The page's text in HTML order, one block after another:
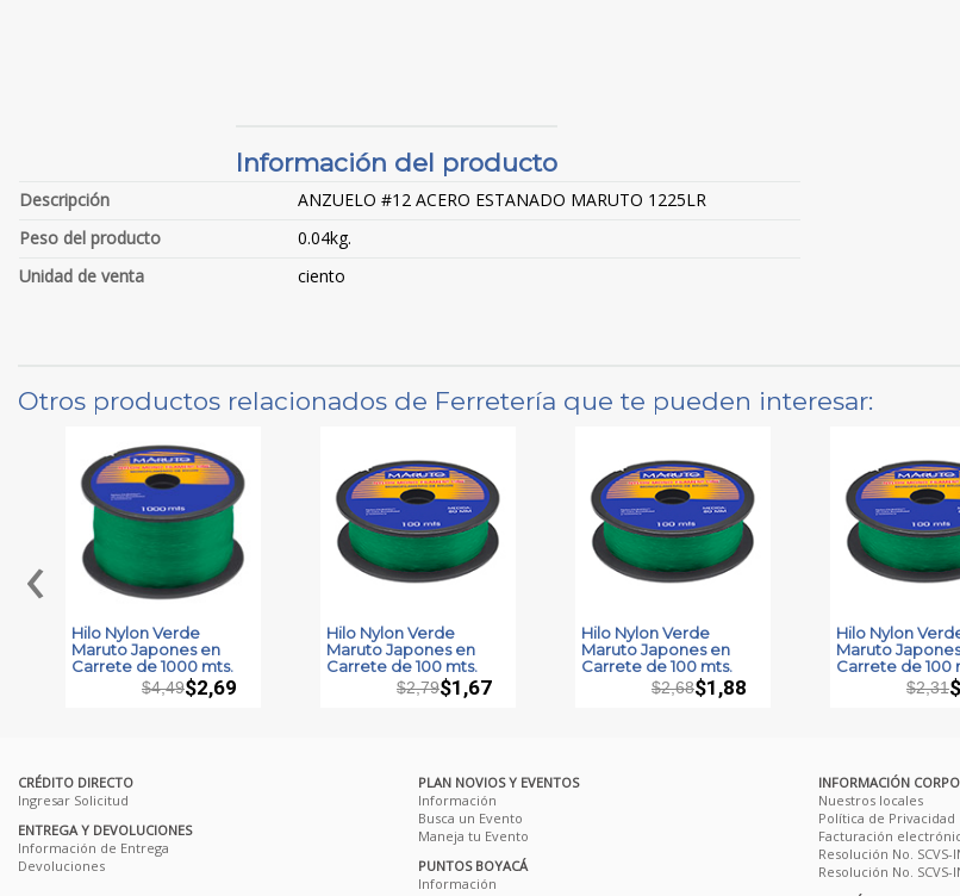
Información del producto
Descripción
ANZUELO #12 ACERO ESTANADO MARUTO 1225LR
Peso del producto
0.04kg.
Unidad de venta
ciento
Otros productos relacionados de Ferretería que te pueden interesar:
Hilo Nylon Verde
Maruto Japones en
Carrete de 1000 mts.
$4,49$2,69
Hilo Nylon Verde
Maruto Japones en
Carrete de 100 mts.
$2,79$1,67
Hilo Nylon Verde
Maruto Japones en
Carrete de 100 mts.
$2,68$1,88
Hilo Nylon
Maruto
Carrete de 100
$2,31
‹
CRÉDITO DIRECTO
Ingresar Solicitud
ENTREGA Y DEVOLUCIONES
Información de Entrega
Devoluciones
PLAN NOVIOS Y EVENTOS
Información
Busca un Evento
Maneja tu Evento
PUNTOS BOYACÁ
Información
INFORMACIÓN
Nuestros locales
Política de Privacidad
Facturación
Resolución No. SCVS-
Resolución No. SCVS-